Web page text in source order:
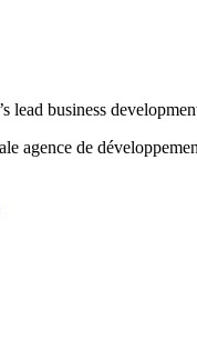
lead business
agence de